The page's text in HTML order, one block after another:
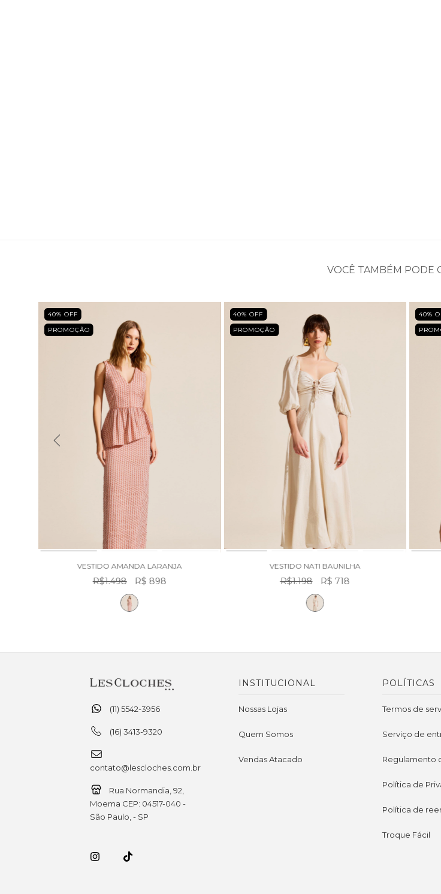
VOCÊ TAMBÉM PODE
40% OFF
PROMOÇÃO
VESTIDO AMANDA LARANJA
R$1.498 R$ 898
40% OFF
PROMOÇÃO
VESTIDO NATI BAUNILHA
R$1.198 R$ 718
40%
(11) 5542-3956
(16) 3413-9320
contato@lescloches.com.br
Rua Normandia, 92,
Moema CEP: 04517-040 -
São Paulo, - SP
INSTITUCIONAL
Nossas Lojas
Quem Somos
Vendas Atacado
POLÍTICAS
Termos de
Serviço de
Regulamento
Política de
Política de
Troque Fácil